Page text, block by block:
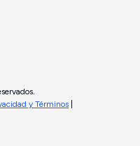
y Términos